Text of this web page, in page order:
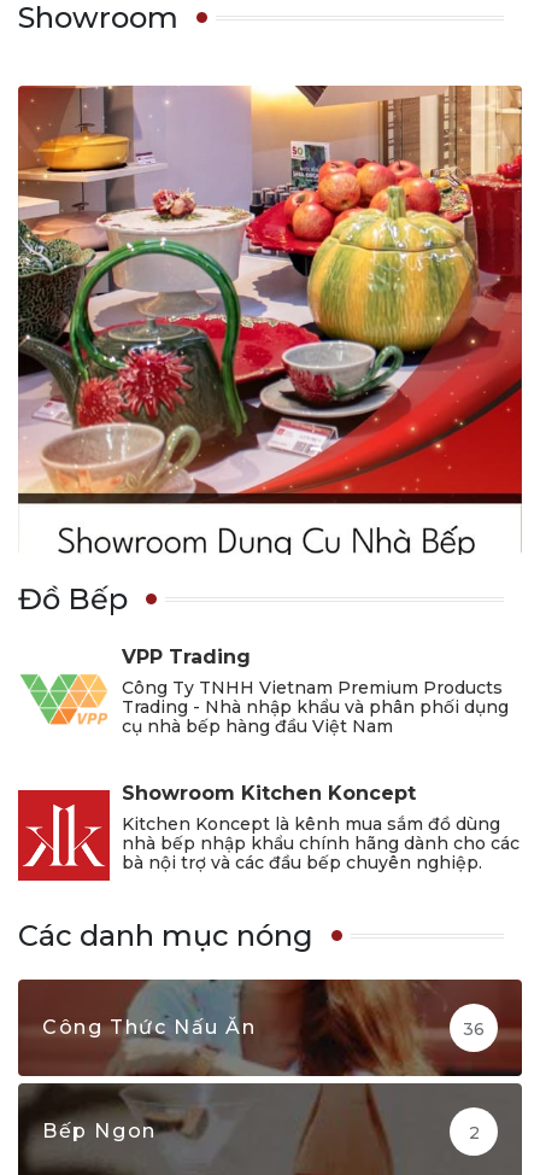
Showroom
Đồ Bếp
VPP Trading
Công Ty TNHH Vietnam Premium Products
Trading - Nhà nhập khẩu và phân phối dụng
cụ nhà bếp hàng đầu Việt Nam
Showroom Kitchen Koncept
Kitchen Koncept là kênh mua sắm đồ dùng
nhà bếp nhập khẩu chính hãng dành cho các
bà nội trợ và các đầu bếp chuyên nghiệp.
Các danh mục nóng
Công Thức Nấu Ăn 36
Bếp Ngon 2